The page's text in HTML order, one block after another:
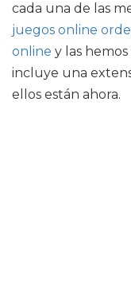
cada una de las
juegos online
online y las
incluye una
ellos están ahora.